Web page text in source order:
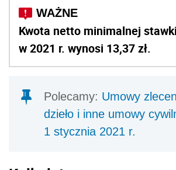
Kwota netto minimalnej
w 2021 r. wynosi 13,37 zł.
Polecamy: Umowy
dzieło i inne umowy
1 stycznia 2021 r.